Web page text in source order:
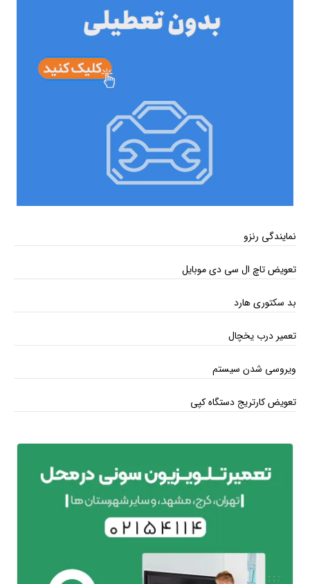
نمایندگی رنزو
تعویض تاچ ال سی دی موبایل
بد سکتوری هارد
تعمیر درب یخچال
ویروسی شدن سیستم
تعویض کارتریج دستگاه کپی